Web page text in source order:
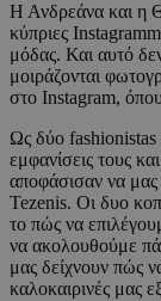
Η Ανδρεάνα και η
κύπριες
μόδας. Και αυτό
μοιράζονται
στο Instagram,
Ως δύο fashionistas
εμφανίσεις τους
αποφάσισαν να
Tezenis. Οι δυο
το πώς να
να ακολουθούμε
μας δείχνουν πώς
καλοκαιρινές μας